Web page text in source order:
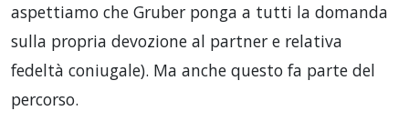
aspettiamo che Gruber ponga a tutti la domanda
sulla propria devozione al partner e relativa
fedeltà coniugale). Ma anche questo fa parte del
percorso.